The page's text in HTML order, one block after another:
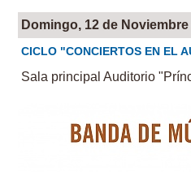
Domingo, 12 de Noviembre
CICLO "CONCIERTOS EN EL
Sala principal Auditorio